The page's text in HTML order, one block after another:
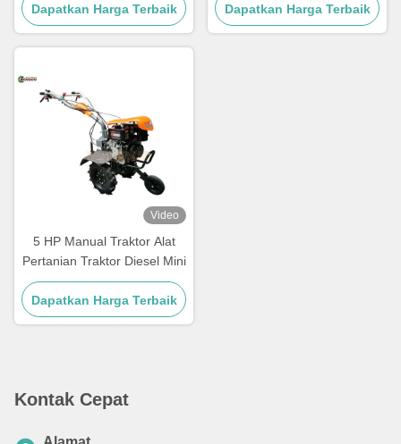
Dapatkan Harga Terbaik
Dapatkan Harga Terbaik
Video
5 HP Manual Traktor Alat
Pertanian Traktor Diesel Mini
Dapatkan Harga Terbaik
Kontak Cepat